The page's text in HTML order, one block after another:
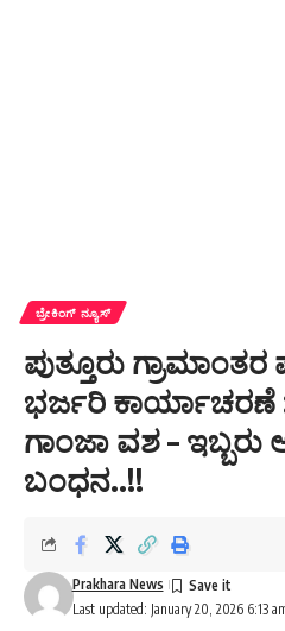
ಬ್ರೇಕಿಂಗ್ ನ್ಯೂಸ್
ಪುತ್ತೂರು
ಭರ್ಜರಿ ಕಾರ್ಯಾಚರಣೆ :
ಗಾಂಜಾ ವಶ –
ಬಂಧನ..!!
Last updated: January 20, 2026 6:13
Prakhara News